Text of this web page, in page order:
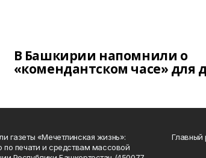
В Башкирии напомнили о
«комендантском часе» для
газеты «Мечетлинская жизнь»:
по печати и средствам массовой